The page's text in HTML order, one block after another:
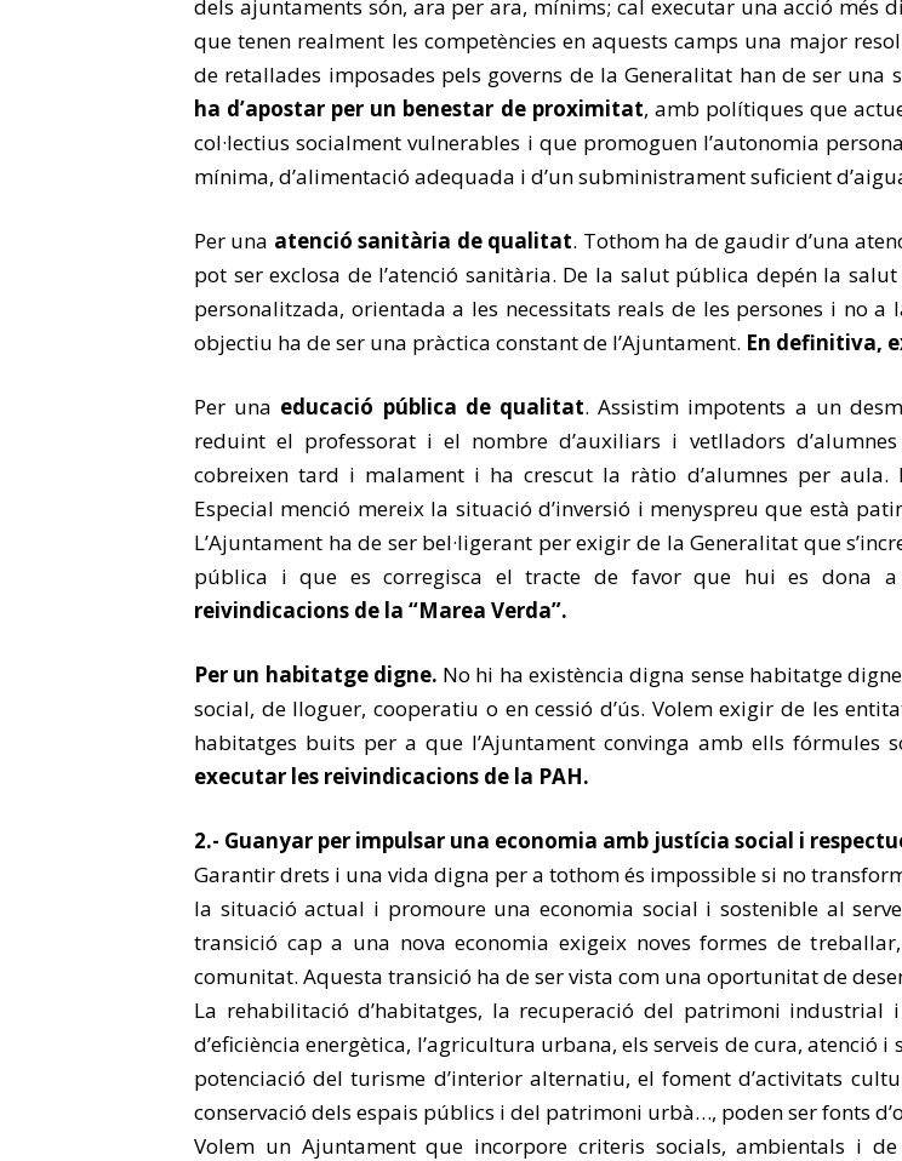
dels ajuntaments són, ara per ara, mínims; cal executar una acció
que tenen realment les competències en aquests camps una major
de retallades imposades pels governs de la Generalitat han de ser una
ha d’apostar per un benestar de proximitat, amb polítiques que
col·lectius socialment vulnerables i que promoguen l’autonomia
mínima, d’alimentació adequada i d’un subministrament suficient
Per una atenció sanitària de qualitat. Tothom ha de gaudir d’una
pot ser exclosa de l’atenció sanitària. De la salut pública depén la
personalitzada, orientada a les necessitats reals de les persones i no
objectiu ha de ser una pràctica constant de l’Ajuntament. En definitiva,
Per una educació pública de qualitat. Assistim impotents a un
reduint el professorat i el nombre d’auxiliars i vetlladors
cobreixen tard i malament i ha crescut la ràtio d’alumnes per aula.
Especial menció mereix la situació d’inversió i menyspreu que està
L’Ajuntament ha de ser bel·ligerant per exigir de la Generalitat que
pública i que es corregisca el tracte de favor que hui es dona a
reivindicacions de la “Marea Verda”.
Per un habitatge digne. No hi ha existència digna sense habitatge
social, de lloguer, cooperatiu o en cessió d’ús. Volem exigir de les
habitatges buits per a que l’Ajuntament convinga amb ells fórmules
executar les reivindicacions de la PAH.
2.- Guanyar per impulsar una economia amb justícia social i
Garantir drets i una vida digna per a tothom és impossible si no
la situació actual i promoure una economia social i sostenible al
transició cap a una nova economia exigeix noves formes de
comunitat. Aquesta transició ha de ser vista com una oportunitat de
La rehabilitació d’habitatges, la recuperació del patrimoni
d’eficiència energètica, l’agricultura urbana, els serveis de cura,
potenciació del turisme d’interior alternatiu, el foment d’activitats
conservació dels espais públics i del patrimoni urbà…, poden ser fonts
Volem un Ajuntament que incorpore criteris socials, ambientals i